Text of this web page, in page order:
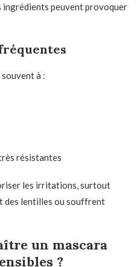
ingrédients peuvent provoquer
à :
résistantes
les irritations, surtout
des lentilles ou souffrent
un mascara
?